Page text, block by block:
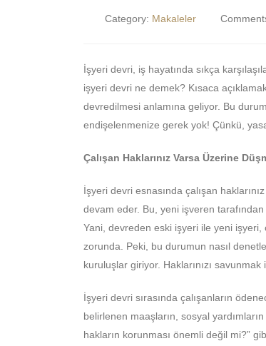
Category: Makaleler
İşyeri devri, iş hayatında sıkça
işyeri devri ne demek? Kısaca
devredilmesi anlamına geliyor. Bu
endişelenmenize gerek yok! Çünkü,
Çalışan Haklarınız Varsa Üzerine
İşyeri devri esnasında çalışan
devam eder. Bu, yeni işveren tarafından
Yani, devreden eski işyeri ile yeni işyeri,
zorunda. Peki, bu durumun nasıl
kuruluşlar giriyor. Haklarınızı
İşyeri devri sırasında çalışanların
belirlenen maaşların, sosyal
hakların korunması önemli değil mi?”